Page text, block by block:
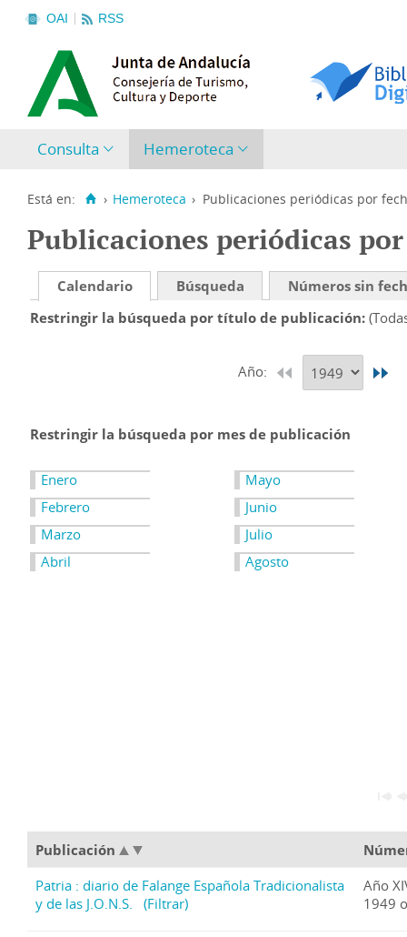
OAI RSS
Consulta Hemeroteca
Está en: › Hemeroteca › Publicaciones periódicas por
Publicaciones periódicas
Calendario Búsqueda
Números sin
Restringir la búsqueda por título de publicación
Año:
Restringir la búsqueda por mes de publicación
Enero
Febrero
Marzo
Abril
Mayo
Junio
Julio
Agosto
Publicación
Patria : diario de Falange Española Tradicionalista
y de las J.O.N.S.
(Filtrar)
Año
1949